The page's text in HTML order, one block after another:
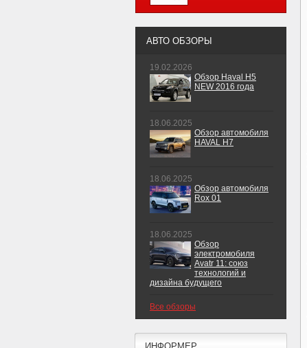
АВТО ОБЗОРЫ
19.02.2026
Обзор Haval H5
NEW 2016 года
18.06.2025
Обзор автомобиля
HAVAL H7
18.06.2025
Обзор автомобиля
Rox 01
18.06.2025
Обзор
электромобиля
Avatr 11: союз
технологий и
дизайна будущего
Все обзоры